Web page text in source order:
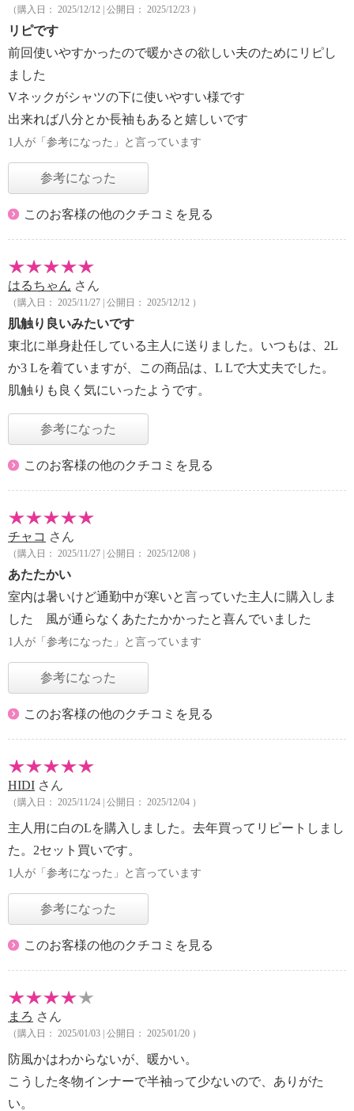
（購入日： 2025/12/12 | 公開日： 2025/12/23 ）
リピです
前回使いやすかったので暖かさの欲しい夫のためにリピし
ました
Vネックがシャツの下に使いやすい様です
出来れば八分とか長袖もあると嬉しいです
1人が「参考になった」と言っています
参考になった
このお客様の他のクチコミを見る
はるちゃん さん
（購入日： 2025/11/27 | 公開日： 2025/12/12 ）
肌触り良いみたいです
東北に単身赴任している主人に送りました。いつもは、2L
か3 Lを着ていますが、この商品は、L Lで大丈夫でした。
肌触りも良く気にいったようです。
参考になった
このお客様の他のクチコミを見る
チャコ さん
（購入日： 2025/11/27 | 公開日： 2025/12/08 ）
あたたかい
室内は暑いけど通勤中が寒いと言っていた主人に購入しま
した 風が通らなくあたたかかったと喜んでいました
1人が「参考になった」と言っています
参考になった
このお客様の他のクチコミを見る
HIDI さん
（購入日： 2025/11/24 | 公開日： 2025/12/04 ）
主人用に白のLを購入しました。去年買ってリピートしまし
た。2セット買いです。
1人が「参考になった」と言っています
参考になった
このお客様の他のクチコミを見る
まろ さん
（購入日： 2025/01/03 | 公開日： 2025/01/20 ）
防風かはわからないが、暖かい。
こうした冬物インナーで半袖って少ないので、ありがた
い。